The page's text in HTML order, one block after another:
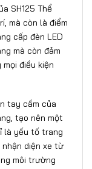
SH125 Thể
mà còn là điểm
cấp đèn LED
mà còn đảm
điều kiện
tay cầm của
tạo nên một
là yếu tố trang
diện xe từ
môi trường